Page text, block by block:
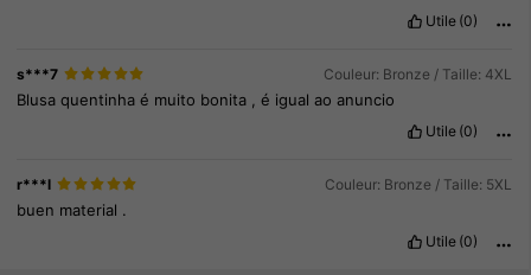
Utile (0)
s***7 Couleur: Bronze / Taille: 4XL
Blusaquentinhaé muito bonita ,é igualaoanuncio
Utile (0)
r***l Couleur: Bronze / Taille: 5XL
buen material .
Utile (0)
4.82